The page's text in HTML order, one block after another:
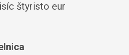
štyristo eur